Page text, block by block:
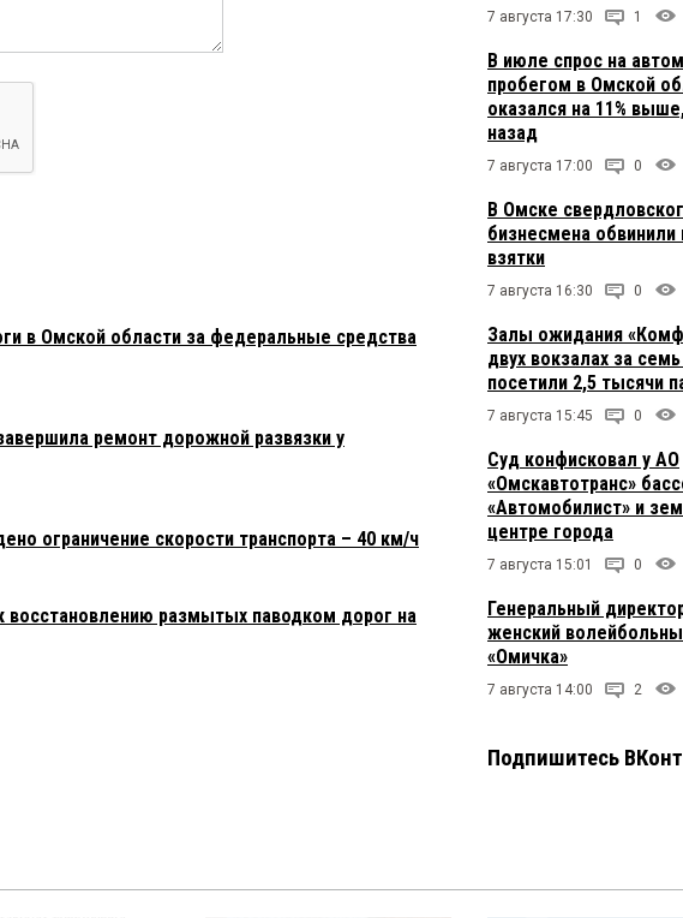
в Омской области за федеральные средства
ремонт дорожной развязки у
ограничение скорости транспорта – 40 км/ч
восстановлению размытых паводком дорог на
7 августа 17:30 1
В июле спрос на
пробегом в Омской
оказался на 11%
назад
7 августа 17:00 0
В Омске
бизнесмена обвинили
взятки
7 августа 16:30 0
Залы ожидания
двух вокзалах за
посетили 2,5 тысячи
7 августа 15:45 0
Суд конфисковал у АО
«Омскавтотранс»
«Автомобилист» и
центре города
7 августа 15:01 0
Генеральный
женский
«Омичка»
7 августа 14:00 2
Подпишитесь